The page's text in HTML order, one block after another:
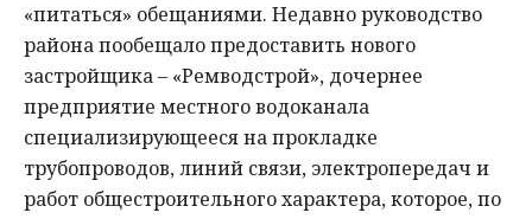
«питаться» обещаниями. Недавно руководство
района пообещало предоставить нового
застройщика – «Ремводстрой», дочернее
предприятие местного водоканала
специализирующееся на прокладке
трубопроводов, линий связи, электропередач и
работ общестроительного характера, которое, по